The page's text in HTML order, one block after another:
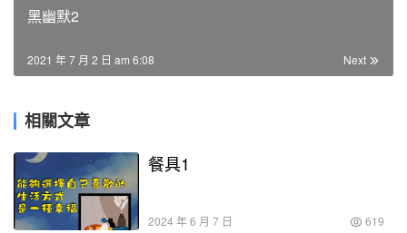
黑幽默2
Next
2021 年 7 月 2 日 am 6:08
相關文章
餐具1
2024 年 6 月 7 日 619